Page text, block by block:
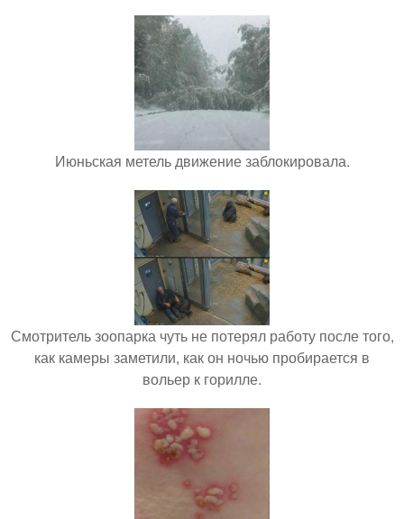
Июньская метель движение заблокировала.
Смотритель зоопарка чуть не потерял работу после того,
как камеры заметили, как он ночью пробирается в
вольер к горилле.